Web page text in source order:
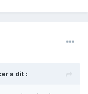
a dit :